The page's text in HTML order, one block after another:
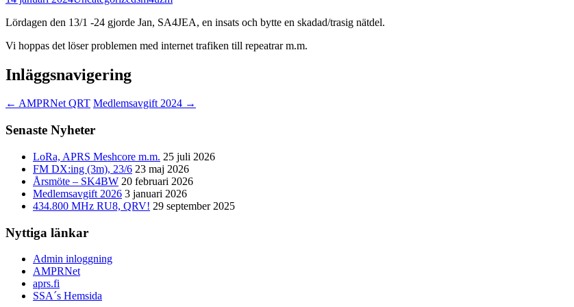
Lördagen den 13/1 -24 gjorde Jan, SA4JEA, en insats och bytte en skadad/trasig nätdel.
Vi hoppas det löser problemen med internet trafiken till repeatrar m.m.
Inläggsnavigering
← AMPRNet QRT Medlemsavgift 2024 →
Senaste Nyheter
LoRa, APRS Meshcore m.m. 25 juli 2026
FM DX:ing (3m), 23/6 23 maj 2026
Årsmöte – SK4BW 20 februari 2026
Medlemsavgift 2026 3 januari 2026
434.800 MHz RU8, QRV! 29 september 2025
Nyttiga länkar
Admin inloggning
AMPRNet
aprs.fi
SSA´s Hemsida